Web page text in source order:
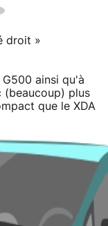
droit »
G500 ainsi qu'à
(beaucoup) plus
que le XDA